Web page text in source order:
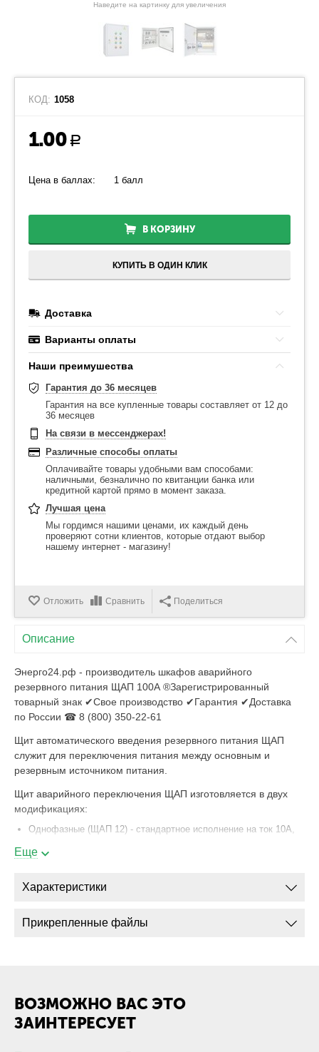
Наведите на картинку для увеличения
КОД: 1058
1.00 Р
Цена в баллах: 1 балл
В КОРЗИНУ
КУПИТЬ В ОДИН КЛИК
Доставка
Варианты оплаты
Наши преимушества
Гарантия до 36 месяцев
Гарантия на все купленные товары составляет от 12 до
36 месяцев
На связи в мессенджерах!
Различные способы оплаты
Оплачивайте товары удобными вам способами:
наличными, безналично по квитанции банка или
кредитной картой прямо в момент заказа.
Лучшая цена
Мы гордимся нашими ценами, их каждый день
проверяют сотни клиентов, которые отдают выбор
нашему интернет - магазину!
Отложить Сравнить Поделиться
Описание
Энерго24.рф - производитель шкафов аварийного
резервного питания ЩАП 100А ®Зарегистрированный
товарный знак ✔Свое производство ✔Гарантия ✔Доставка
по России ☎ 8 (800) 350-22-61
Щит автоматического введения резервного питания ЩАП
служит для переключения питания между основным и
резервным источником питания.
Щит аварийного переключения ЩАП изготовляется в двух
модификациях:
Однофазные (ЩАП 12) - стандартное исполнение на ток 10А,
высокий ток;
это уже полноценное АВР с двумя трехфазными источниками
Защита нарушения чередования фаз;
Защита от перекоса фаз.
Еще
Характеристики
Прикрепленные файлы
ВОЗМОЖНО ВАС ЭТО
ЗАИНТЕРЕСУЕТ